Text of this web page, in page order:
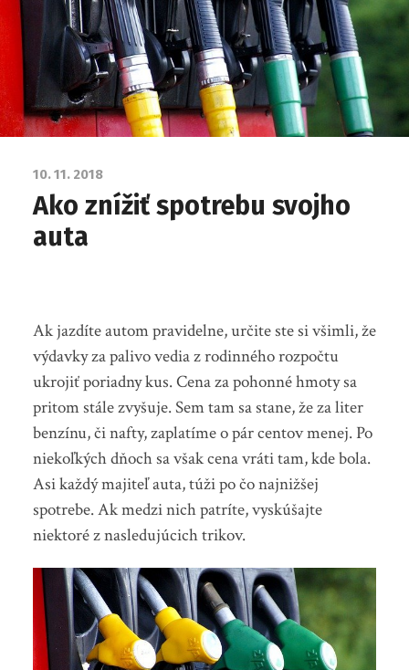
10. 11. 2018
Ako znížiť spotrebu svojho
auta
Ak jazdíte autom pravidelne, určite ste si všimli, že
výdavky za palivo vedia z rodinného rozpočtu
ukrojiť poriadny kus. Cena za pohonné hmoty sa
pritom stále zvyšuje. Sem tam sa stane, že za liter
benzínu, či nafty, zaplatíme o pár centov menej. Po
niekoľkých dňoch sa však cena vráti tam, kde bola.
Asi každý majiteľ auta, túži po čo najnižšej
spotrebe. Ak medzi nich patríte, vyskúšajte
niektoré z nasledujúcich trikov.